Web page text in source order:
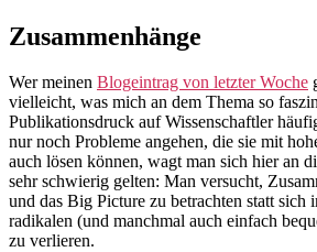
Zusammenhänge
Wer meinen Blogeintrag von letzter Woche
vielleicht, was mich an dem Thema so
Publikationsdruck auf Wissenschaftler
nur noch Probleme angehen, die sie mit
auch lösen können, wagt man sich hier an
sehr schwierig gelten: Man versucht,
und das Big Picture zu betrachten statt
radikalen (und manchmal auch einfach
zu verlieren.